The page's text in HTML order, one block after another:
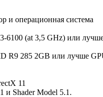
и операционная система
6100 (at 3,5 GHz) или
R9 285 2GB или лучше
11
и Shader Model 5.1.